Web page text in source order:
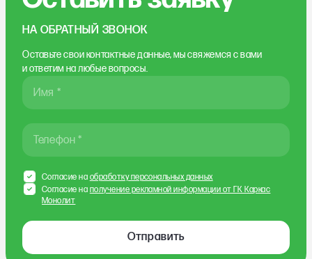
НА ОБРАТНЫЙ ЗВОНОК
Оставьте свои контактные данные, мы свяжемсяс вами
и ответим на любые вопросы.
Имя *
Телефон *
Отправить
Согласие на обработку персональных данных
Согласие на получение рекламной информации от ГК Каркас
Монолит